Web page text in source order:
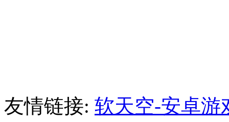
友情链接: 软天空-安卓游